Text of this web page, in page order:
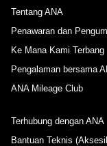
Tentang ANA
Penawaran dan
Ke Mana Kami Terbang
Pengalaman bersama
ANA Mileage Club
Terhubung dengan ANA
Bantuan Teknis